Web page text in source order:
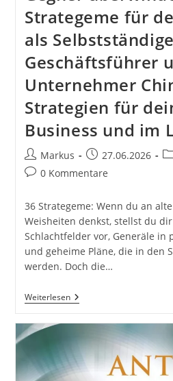
Strategeme für
als
Geschäftsführer
Unternehmer
Strategien für
Business und im
Beitrags-
Autor:
Markus
Beitrag
veröffentlicht:
27.06.2026
Beitrags-
0 Kommentare
36 Strategeme: Wenn du an
Weisheiten denkst, stellst du
Schlachtfelder vor, Generäle in
und geheime Pläne, die in den
werden. Doch die…
Weiterlesen36
Strategeme.
Von
Weisheiten
Und
Taktischen